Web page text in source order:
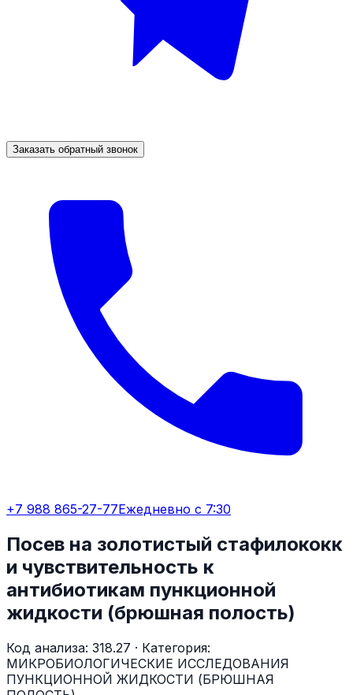
Заказать обратный звонок
+7 988 865-27-77Ежедневно с 7:30
Посев на золотистый стафилококк
и чувствительность к
антибиотикам пункционной
жидкости (брюшная полость)
Код анализа: 318.27 · Категория:
МИКРОБИОЛОГИЧЕСКИЕ ИССЛЕДОВАНИЯ
ПУНКЦИОННОЙ ЖИДКОСТИ (БРЮШНАЯ